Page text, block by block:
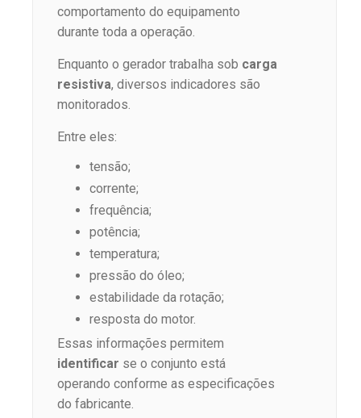
comportamento do equipamento
durante toda a operação.
Enquanto o gerador trabalha sob carga
resistiva, diversos indicadores são
monitorados.
Entre eles:
tensão;
corrente;
frequência;
potência;
temperatura;
pressão do óleo;
estabilidade da rotação;
resposta do motor.
Essas informações permitem
identificar se o conjunto está
operando conforme as especificações
do fabricante.